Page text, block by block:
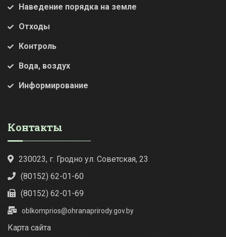
Наведение порядка на земле
Отходы
Контроль
Вода, воздух
Информирование
Контакты
230023, г. Гродно ул. Советская, 23
(80152) 62-01-60
(80152) 62-01-69
oblkomprios@ohranaprirody.gov.by
Карта сайта